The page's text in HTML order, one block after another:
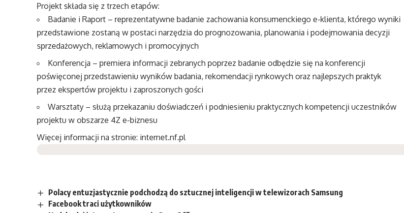
Projekt składa się z trzech etapów:
Badanie i Raport – reprezentatywne badanie zachowania konsumenckiego e-klienta, którego wyniki
przedstawione zostaną w postaci narzędzia do prognozowania, planowania i podejmowania decyzji
sprzedażowych, reklamowych i promocyjnych
Konferencja – premiera informacji zebranych poprzez badanie odbędzie się na konferencji
poświęconej przedstawieniu wyników badania, rekomendacji rynkowych oraz najlepszych praktyk
przez ekspertów projektu i zaproszonych gości
Warsztaty – służą przekazaniu doświadczeń i podniesieniu praktycznych kompetencji uczestników
projektu w obszarze 4Z e-biznesu
Więcej informacji na stronie: internet.nf.pl
Polacy entuzjastycznie podchodzą do sztucznej inteligencji w telewizorach Samsung
Facebook traci użytkowników